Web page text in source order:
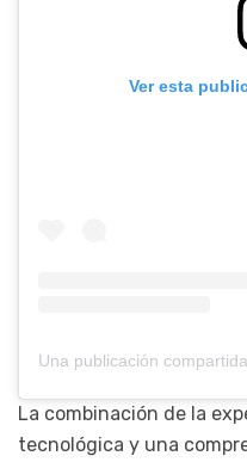
Ver esta
La combinación de la
tecnológica y una